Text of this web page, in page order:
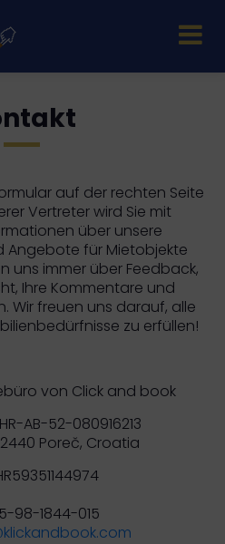
auf der rechten Seite
Vertreter wird Sie mit
über unsere
Angebote für Mietobjekte
uns immer über Feedback,
Ihre Kommentare und
Wir freuen uns darauf, alle
zu erfüllen!
von Click and book
AB-52-080916213
Poreč, Croatia
98-1844-015